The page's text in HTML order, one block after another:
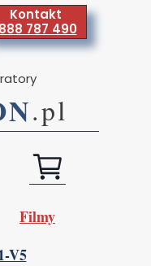
Kontakt
888 787 490
Filmy
.pl
V5